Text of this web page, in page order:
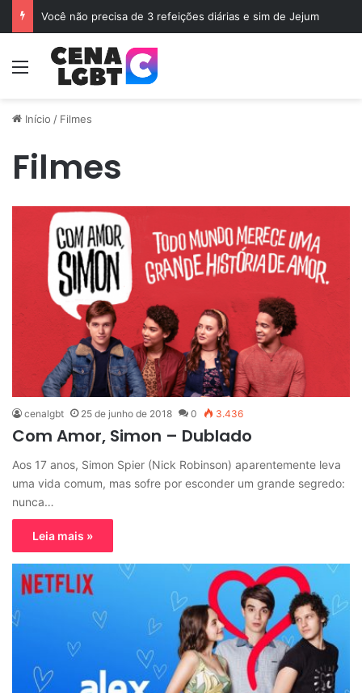
Você não precisa de 3 refeições diárias e sim de Jejum
Menu
Início / Filmes
Filmes
cenalgbt 25 de junho de 2018 0 3.436
Com Amor, Simon – Dublado
Aos 17 anos, Simon Spier (Nick Robinson) aparentemente leva
uma vida comum, mas sofre por esconder um grande segredo:
nunca…
Leia mais »